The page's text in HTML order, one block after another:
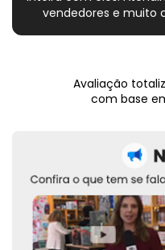
vendedores e muito
Avaliação
com base